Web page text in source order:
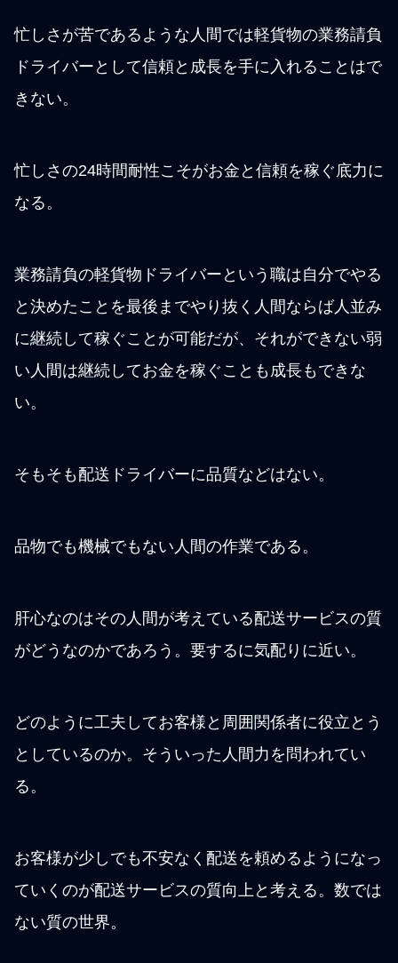
忙しさが苦であるような人間では軽貨物の業務請負
ドライバーとして信頼と成長を手に入れることはで
きない。
忙しさの24時間耐性こそがお金と信頼を稼ぐ底力に
なる。
業務請負の軽貨物ドライバーという職は自分でやる
と決めたことを最後までやり抜く人間ならば人並み
に継続して稼ぐことが可能だが、それができない弱
い人間は継続してお金を稼ぐことも成長もできな
い。
そもそも配送ドライバーに品質などはない。
品物でも機械でもない人間の作業である。
肝心なのはその人間が考えている配送サービスの質
がどうなのかであろう。要するに気配りに近い。
どのように工夫してお客様と周囲関係者に役立とう
としているのか。そういった人間力を問われてい
る。
お客様が少しでも不安なく配送を頼めるようになっ
ていくのが配送サービスの質向上と考える。数では
ない質の世界。